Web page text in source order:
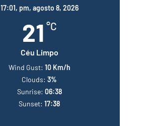
17:01, pm, agosto 8, 2026
21 °C
Céu Limpo
Wind Gust: 10 Km/h
Clouds: 3%
Sunrise: 06:38
Sunset: 17:38